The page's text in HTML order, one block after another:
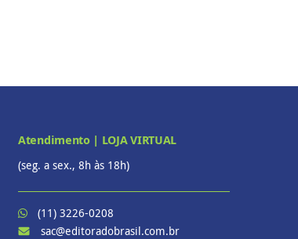
Atendimento | LOJA VIRTUAL
(seg. a sex., 8h às 18h)
(11) 3226-0208
sac@editoradobrasil.com.br